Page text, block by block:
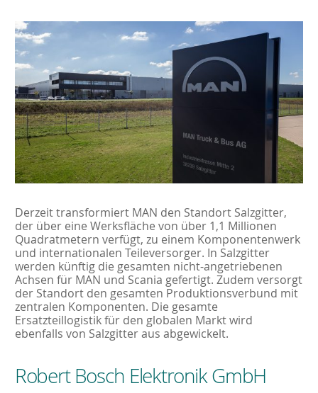
Derzeit transformiert MAN den Standort Salzgitter,
der über eine Werksfläche von über 1,1 Millionen
Quadratmetern verfügt, zu einem Komponentenwerk
und internationalen Teileversorger. In Salzgitter
werden künftig die gesamten nicht-angetriebenen
Achsen für MAN und Scania gefertigt. Zudem versorgt
der Standort den gesamten Produktionsverbund mit
zentralen Komponenten. Die gesamte
Ersatzteillogistik für den globalen Markt wird
ebenfalls von Salzgitter aus abgewickelt.
Robert Bosch Elektronik GmbH